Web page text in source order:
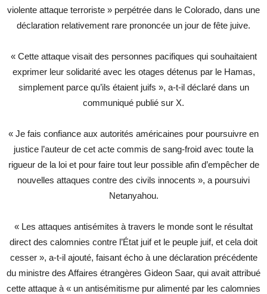
violente attaque terroriste » perpétrée dans le Colorado, dans une
déclaration relativement rare prononcée un jour de fête juive.
« Cette attaque visait des personnes pacifiques qui souhaitaient
exprimer leur solidarité avec les otages détenus par le Hamas,
simplement parce qu’ils étaient juifs », a-t-il déclaré dans un
communiqué publié sur X.
« Je fais confiance aux autorités américaines pour poursuivre en
justice l’auteur de cet acte commis de sang-froid avec toute la
rigueur de la loi et pour faire tout leur possible afin d’empêcher de
nouvelles attaques contre des civils innocents », a poursuivi
Netanyahou.
« Les attaques antisémites à travers le monde sont le résultat
direct des calomnies contre l’État juif et le peuple juif, et cela doit
cesser », a-t-il ajouté, faisant écho à une déclaration précédente
du ministre des Affaires étrangères Gideon Saar, qui avait attribué
cette attaque à « un antisémitisme pur alimenté par les calomnies